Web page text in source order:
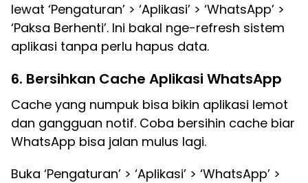
lewat ‘Pengaturan’ > ‘Aplikasi’ > ‘WhatsApp’ >
‘Paksa Berhenti’. Ini bakal nge-refresh sistem
aplikasi tanpa perlu hapus data.
6. Bersihkan Cache Aplikasi WhatsApp
Cache yang numpuk bisa bikin aplikasi lemot
dan gangguan notif. Coba bersihin cache biar
WhatsApp bisa jalan mulus lagi.
Buka ‘Pengaturan’ > ‘Aplikasi’ > ‘WhatsApp’ >